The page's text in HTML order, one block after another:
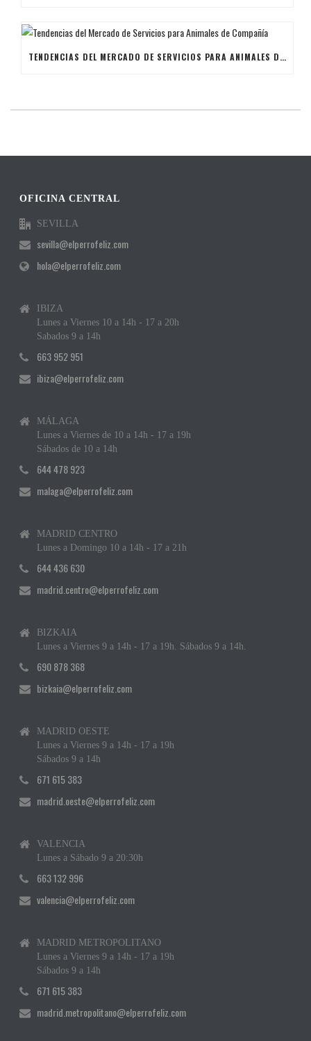
TENDENCIAS DEL MERCADO DE SERVICIOS PARA ANIMALES DE COMPAÑÍA
OFICINA CENTRAL
SEVILLA
sevilla@elperrofeliz.com
hola@elperrofeliz.com
IBIZA
Lunes a Viernes 10 a 14h - 17 a 20h
Sabados 9 a 14h
663 952 951
ibiza@elperrofeliz.com
MÁLAGA
Lunes a Viernes de 10 a 14h - 17 a 19h
Sábados de 10 a 14h
644 478 923
malaga@elperrofeliz.com
MADRID CENTRO
Lunes a Domingo 10 a 14h - 17 a 21h
644 436 630
madrid.centro@elperrofeliz.com
BIZKAIA
Lunes a Viernes 9 a 14h - 17 a 19h. Sábados 9 a 14h.
690 878 368
bizkaia@elperrofeliz.com
MADRID OESTE
Lunes a Viernes 9 a 14h - 17 a 19h
Sábados 9 a 14h
671 615 383
madrid.oeste@elperrofeliz.com
VALENCIA
Lunes a Sábado 9 a 20:30h
663 132 996
valencia@elperrofeliz.com
MADRID METROPOLITANO
Lunes a Viernes 9 a 14h - 17 a 19h
Sábados 9 a 14h
671 615 383
madrid.metropolitano@elperrofeliz.com